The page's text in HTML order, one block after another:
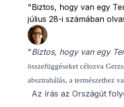
"Biztos, hogy van egy
július 28-i számában
"Biztos, hogy van egy
összefüggéseket célozva
absztrahálás, a természethez
Az írás az Országút